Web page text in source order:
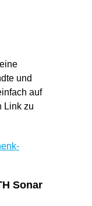
und
auf
Link zu
Sonar